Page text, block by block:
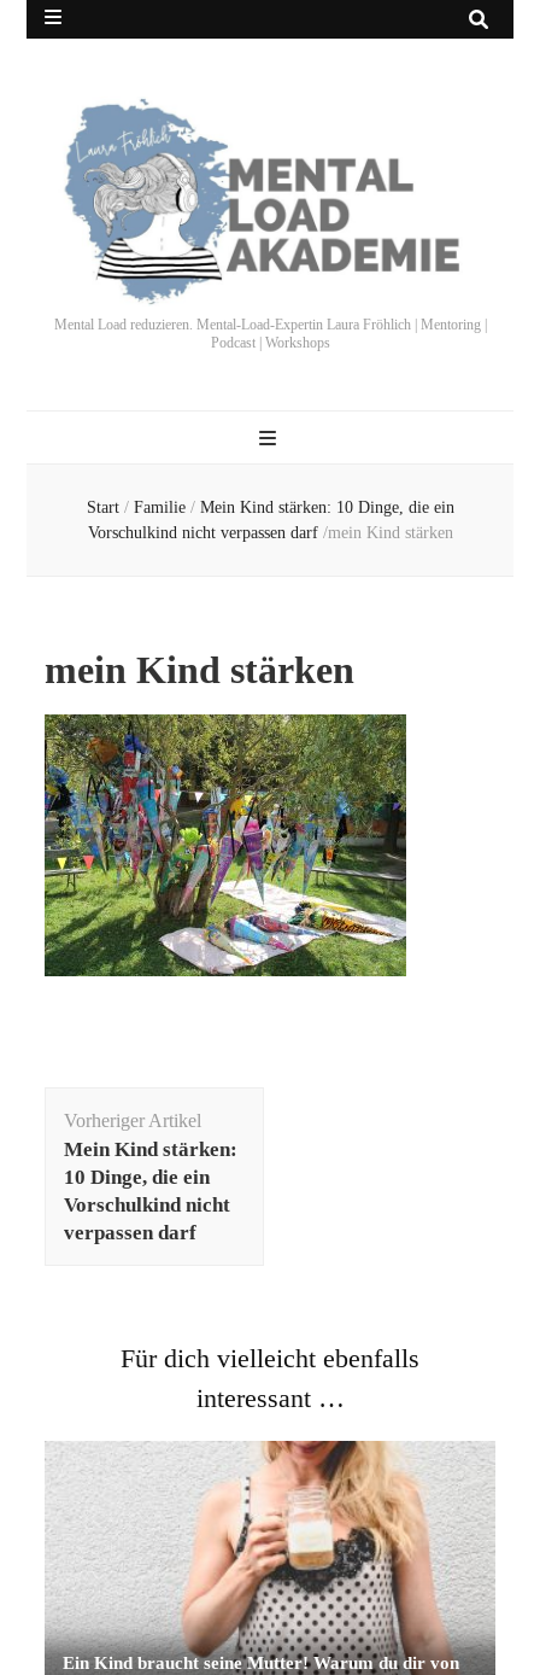
Mental Load reduzieren. Mental-Load-Expertin Laura Fröhlich | Mentoring |
Podcast | Workshops
Start / Familie / Mein Kind stärken: 10 Dinge, die ein
Vorschulkind nicht verpassen darf /mein Kind stärken
mein Kind stärken
Vorheriger Artikel
Mein Kind stärken:
10 Dinge, die ein
Vorschulkind nicht
verpassen darf
Für dich vielleicht ebenfalls
interessant …
Ein Kind braucht seine Mutter! Warum du dir von